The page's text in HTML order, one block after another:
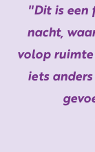
Dit is een
nacht,
volop
iets